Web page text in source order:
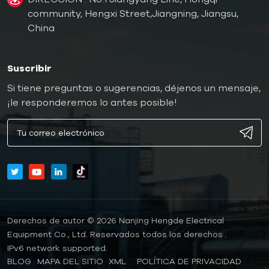
enfriadores perfectos!
community, Hengxi Street,Jiangning, Jiangsu,
China
Suscribir
Si tiene preguntas o sugerencias, déjenos un mensaje,
¡le responderemos lo antes posible!
Derechos de autor © 2026 Nanjing Hengde Electrical
Equipment Co., Ltd. Reservados todos los derechos .
IPv6 network supported.
BLOG
MAPA DEL SITIO XML POLÍTICA DE PRIVACIDAD